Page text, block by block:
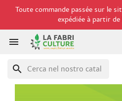
Toute commande passée sur le
expédiée à partir

search